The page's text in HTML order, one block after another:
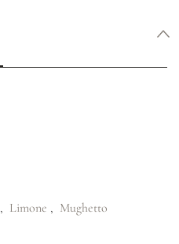
, Limone , Mughetto